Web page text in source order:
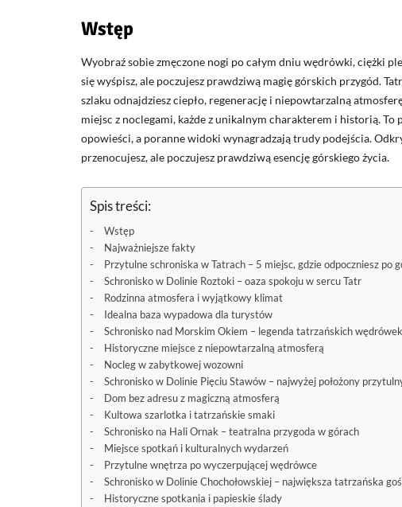
Wstęp
Wyobraź sobie zmęczone nogi po całym dniu wędrówki, ciężki
się wyśpisz, ale poczujesz prawdziwą magię górskich przygód.
szlaku odnajdziesz ciepło, regenerację i niepowtarzalną
miejsc z noclegami, każde z unikalnym charakterem i historią.
opowieści, a poranne widoki wynagradzają trudy podejścia.
przenocujesz, ale poczujesz prawdziwą esencję górskiego życia.
Spis treści:
Wstęp
Najważniejsze fakty
Przytulne schroniska w Tatrach – 5 miejsc, gdzie odpoczniesz po
Schronisko w Dolinie Roztoki – oaza spokoju w sercu Tatr
Rodzinna atmosfera i wyjątkowy klimat
Idealna baza wypadowa dla turystów
Schronisko nad Morskim Okiem – legenda tatrzańskich wędrówek
Historyczne miejsce z niepowtarzalną atmosferą
Nocleg w zabytkowej wozowni
Schronisko w Dolinie Pięciu Stawów – najwyżej położony
Dom bez adresu z magiczną atmosferą
Kultowa szarlotka i tatrzańskie smaki
Schronisko na Hali Ornak – teatralna przygoda w górach
Miejsce spotkań i kulturalnych wydarzeń
Przytulne wnętrza po wyczerpującej wędrówce
Schronisko w Dolinie Chochołowskiej – największa tatrzańska
Historyczne spotkania i papieskie ślady